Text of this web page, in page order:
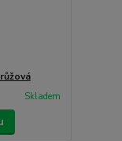
Skladem